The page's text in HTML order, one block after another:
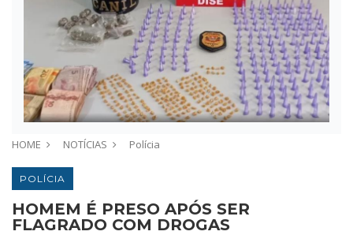
HOME NOTÍCIAS Polícia
POLÍCIA
HOMEM É PRESO APÓS SER
FLAGRADO COM DROGAS